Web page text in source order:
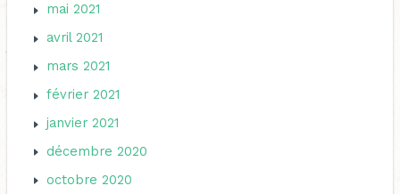
mai 2021
avril 2021
mars 2021
février 2021
janvier 2021
décembre 2020
octobre 2020